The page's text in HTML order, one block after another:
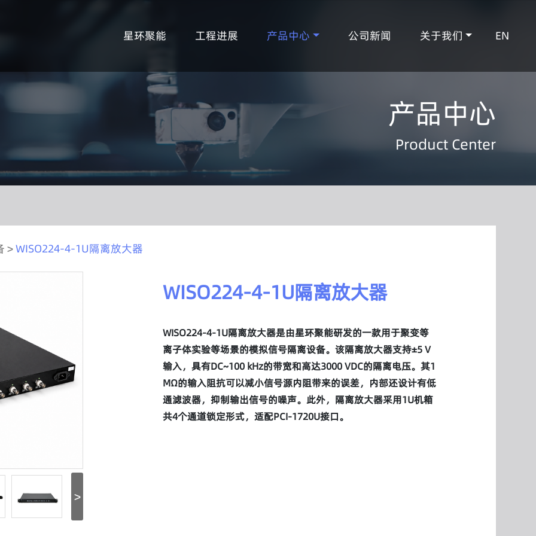
星环聚能 工程进展 产品中心 公司新闻 关于我们 EN
产品中心
Product Center
>WISO224-4-1U隔离放大器
>
WISO224-4-1U隔离放大器
WISO224-4-1U隔离放大器是由星环聚能研发的一款用于聚变等
离子体实验等场景的模拟信号隔离设备。该隔离放大器支持±5 V
输入，具有DC~100 kHz的带宽和高达3000 VDC的隔离电压。其1
MΩ的输入阻抗可以减小信号源内阻带来的误差，内部还设计有低
通滤波器，抑制输出信号的噪声。此外，隔离放大器采用1U机箱
共4个通道锁定形式，适配PCI-1720U接口。